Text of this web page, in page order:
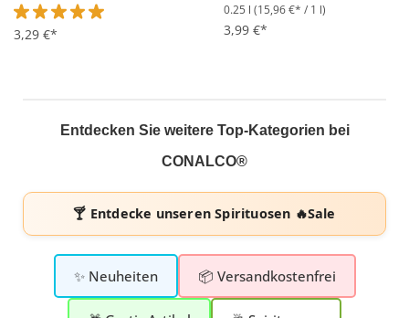
Durchschnittliche Bewertung von 5 von 5 Sternen
3,29 €*
0.25 l (15,96 €* / 1 l)
3,99 €*
Entdecken Sie weitere Top-Kategorien bei
CONALCO®
🍸 Entdecke unserenSpirituosen 🔥Sale
✨ Neuheiten 📦 Versandkostenfrei